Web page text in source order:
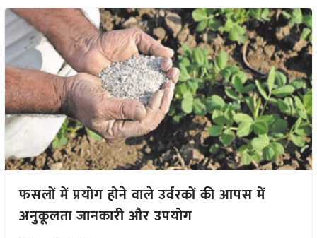
फसलों में प्रयोग होने वाले उर्वरकों की आपस में
अनुकूलता जानकारी और उपयोग